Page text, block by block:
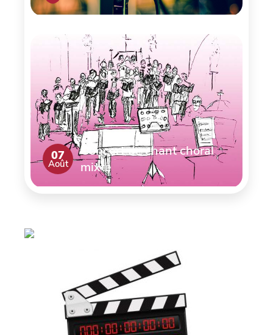
07
Août
Concert de chant choral
mixte